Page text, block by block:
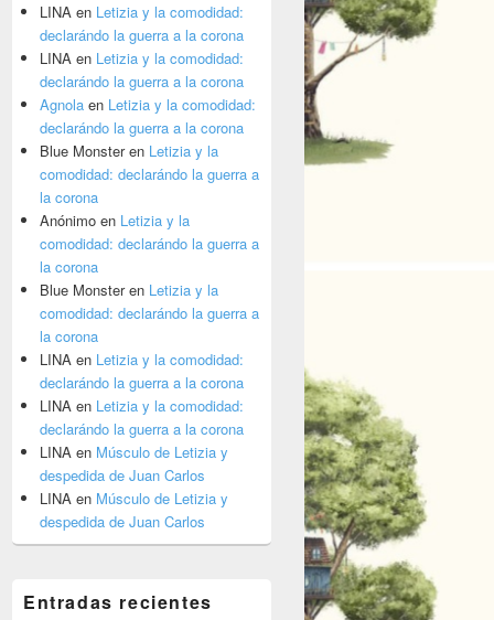
más negro!
LINA en Letizia y la comodidad:
declarándo la guerra a la corona
LINA en Letizia y la comodidad:
declarándo la guerra a la corona
Agnola en Letizia y la comodidad:
declarándo la guerra a la corona
Blue Monsteren Letizia y la
comodidad: declarándo la guerra a
la corona
Anónimo en Letizia y la
comodidad: declarándo la guerra a
la corona
Blue Monsteren Letizia y la
comodidad: declarándo la guerra a
la corona
LINA en Letizia y la comodidad:
declarándo la guerra a la corona
LINA en Letizia y la comodidad:
declarándo la guerra a la corona
LINA en Músculo de Letizia y
despedida de Juan Carlos
LINA en Músculo de Letizia y
despedida de Juan Carlos
Entradas recientes